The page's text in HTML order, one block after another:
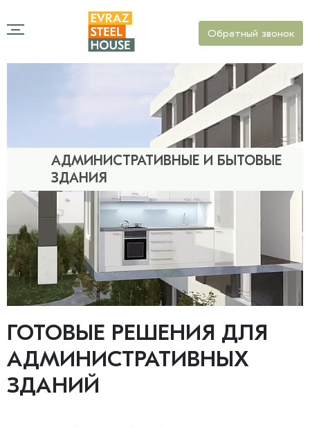
Обратный звонок
АДМИНИСТРАТИВНЫЕ И БЫТОВЫЕ
ЗДАНИЯ
ГОТОВЫЕ РЕШЕНИЯ ДЛЯ
АДМИНИСТРАТИВНЫХ
ЗДАНИЙ